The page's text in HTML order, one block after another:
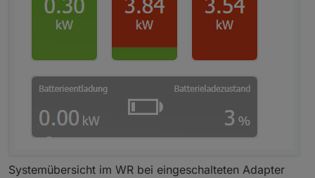
Systemübersicht im WR bei eingeschalteten Adapter